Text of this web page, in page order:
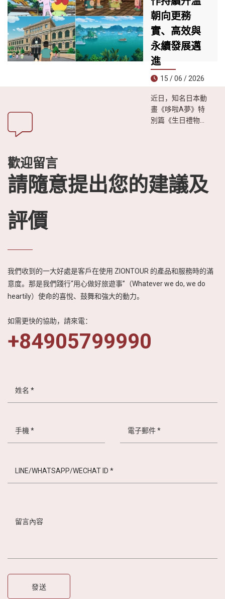
旅遊雜誌《Travel
& Leisure》評為**
全球30大最神秘海
島榜單第一名**，
成為今夏尋求冒險
體驗、遠離喧囂生
活遊客的理想目的
地。
朝向更務
實、高效與
永續發展邁
進
15 / 06 / 2026
近日，知名日本動
畫《哆啦A夢》特
別篇《生日禮物是
情節，展現越南迷
人的自然風光、豐
歡迎留言
請隨意提出您的建議及
評價
我們收到的一大好處是客戶在使用 ZIONTOUR 的產品和服務時的滿
意度。那是我們踐行“用心做好旅遊事”（Whatever we do, we do
heartily）使命的喜悅、鼓舞和強大的動力。
如需更快的協助，請來電：
+84905799990